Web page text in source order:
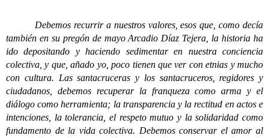
Debemos recurrir a nuestros valores, esos que, como decía
también en su pregón de mayo Arcadio Díaz Tejera, la historia ha
ido depositando y haciendo sedimentar en nuestra conciencia
colectiva, y que, añado yo, poco tienen que ver con etnias y mucho
con cultura. Las santacruceras y los santacruceros, regidores y
ciudadanos, debemos recuperar la franqueza como arma y el
diálogo como herramienta; la transparencia y la rectitud en actos e
intenciones, la tolerancia, el respeto mutuo y la solidaridad como
fundamento de la vida colectiva. Debemos conservar el amor al